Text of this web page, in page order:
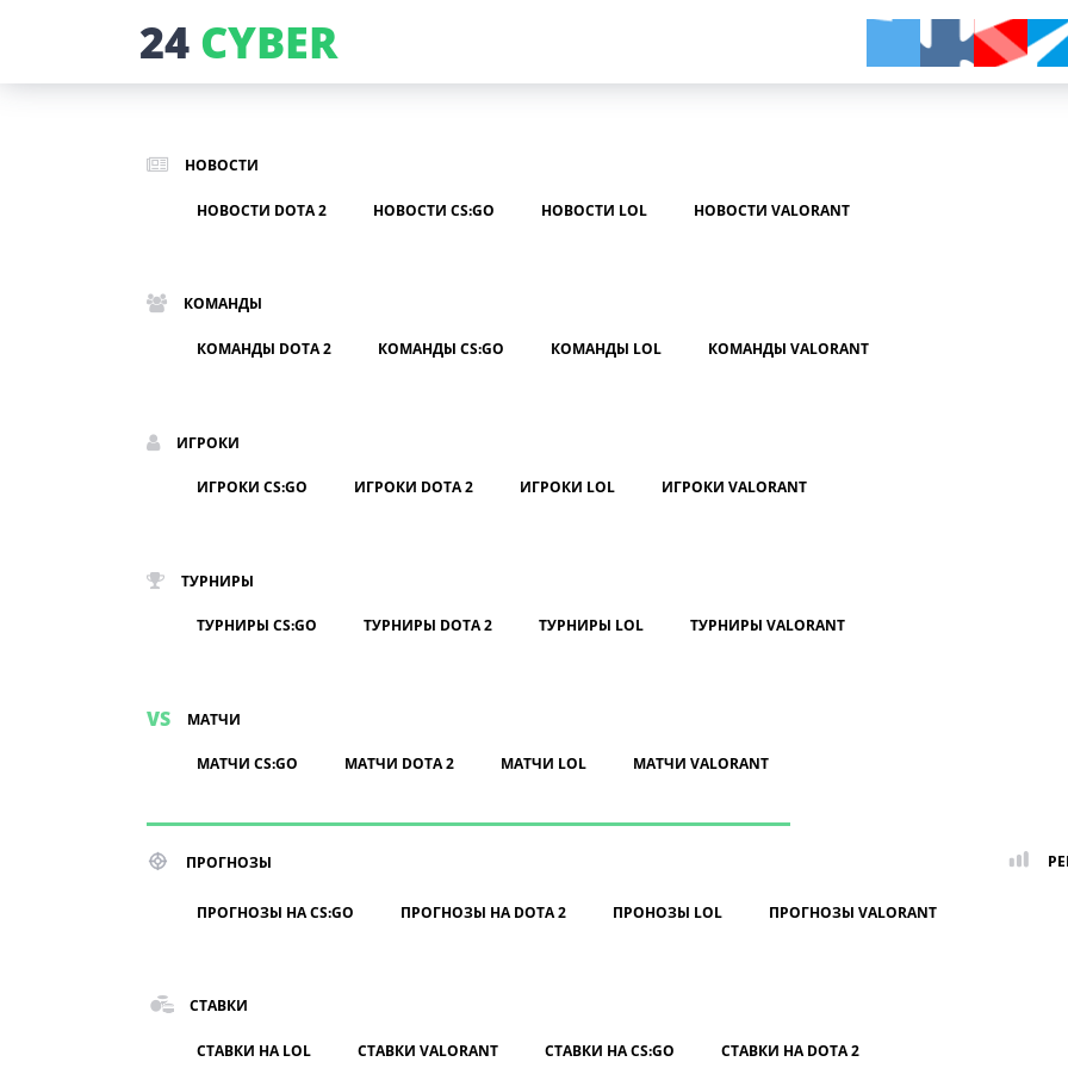
24 CYBER
НОВОСТИ
НОВОСТИ DOTA 2 НОВОСТИ CS:GO НОВОСТИ LOL НОВОСТИ VALORANT
КОМАНДЫ
КОМАНДЫ DOTA 2 КОМАНДЫ CS:GO КОМАНДЫ LOL КОМАНДЫ VALORANT
ИГРОКИ
ИГРОКИ CS:GO ИГРОКИ DOTA 2 ИГРОКИ LOL ИГРОКИ VALORANT
ТУРНИРЫ
ТУРНИРЫ CS:GO ТУРНИРЫ DOTA 2 ТУРНИРЫ LOL ТУРНИРЫ VALORANT
МАТЧИ
МАТЧИ CS:GO МАТЧИ DOTA 2 МАТЧИ LOL МАТЧИ VALORANT
ПРОГНОЗЫ
ПРОГНОЗЫ НА CS:GO ПРОГНОЗЫ НА DOTA 2 ПРОНОЗЫ LOL ПРОГНОЗЫ VALORANT
СТАВКИ
СТАВКИ НА LOL СТАВКИ VALORANT СТАВКИ НА CS:GO СТАВКИ НА DOTA 2